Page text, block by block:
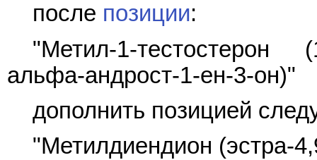
после позиции:
"Метил-1-тестостерон
альфа-андрост-1-ен-3-он)"
дополнить позицией
"Метилдиендион (эстра-